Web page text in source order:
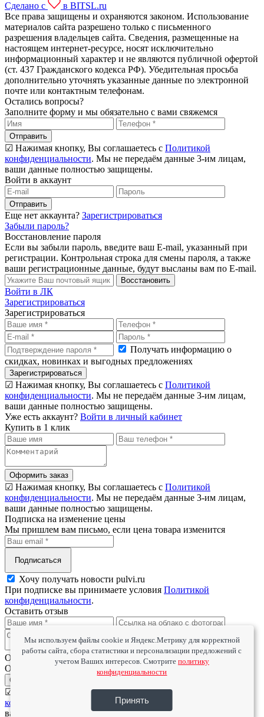
Сделано с
в BITSL.ru
Все права защищены и охраняются законом. Использование
материалов сайта разрешено только с письменного
разрешения владельцев сайта. Сведения, размещенные на
настоящем интернет-ресурсе, носят исключительно
информационный характер и не являются публичной офертой
(ст. 437 Гражданского кодекса РФ). Убедительная просьба
дополнительно уточнять указанные данные по электронной
почте или контактным телефонам.
Остались вопросы?
Заполните форму и мы обязательно с вами свяжемся
Отправить
☑ Нажимая кнопку, Вы соглашаетесь с Политикой
конфиденциальности. Мы не передаём данные 3-им лицам,
ваши данные полностью защищены.
Войти в аккаунт
Отправить
Еще нет аккаунта? Зарегистрироваться
Забыли пароль?
Восстановление пароля
Если вы забыли пароль, введите ваш E-mail, указанный при
регистрации. Контрольная строка для смены пароля, а также
ваши регистрационные данные, будут высланы вам по E-mail.
Восстановить
Войти в ЛК
Зарегистрироваться
Зарегистрироваться
Получать информацию о
скидках, новинках и выгодных предложениях
Зарегистрироваться
☑ Нажимая кнопку, Вы соглашаетесь с Политикой
конфиденциальности. Мы не передаём данные 3-им лицам,
ваши данные полностью защищены.
Уже есть аккаунт? Войти в личный кабинет
Купить в 1 клик
Оформить заказ
☑ Нажимая кнопку, Вы соглашаетесь с Политикой
конфиденциальности. Мы не передаём данные 3-им лицам,
ваши данные полностью защищены.
Подписка на изменение цены
Мы пришлем вам письмо, если цена товара изменится
Подписаться
Хочу получать новости pulvi.ru
При подписке вы принимаете условия Политикой
конфиденциальности.
Оставить отзыв
Оцените товар
Оцените сервис
Отправить
☑ Нажимая кнопку, Вы соглашаетесь сПолитикой
конфиденциальности
. Мы не передаём данные 3-им лицам,
ваши данные полностью защищены.
Мы используем файлы cookie и Яндекс.Метрику для корректной
работы сайта, сбора статистики и персонализации предложений с
учетом Ваших интересов. Смотрите политику
конфиденциальности
Принять